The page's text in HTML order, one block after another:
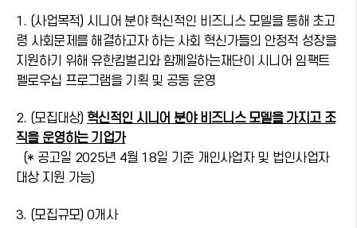
1. (사업목적) 시니어 분야 혁신적인 비즈니스 모델을 통해 초고
령 사회문제를 해결하고자 하는 사회 혁신가들의 안정적 성장을
지원하기 위해 유한킴벌리와 함께일하는재단이 시니어 임팩트
펠로우십 프로그램을 기획 및 공동 운영
2. (모집대상) 혁신적인 시니어 분야 비즈니스 모델을 가지고 조
직을 운영하는 기업가
(* 공고일 2025년 4월 18일 기준 개인사업자 및 법인사업자
대상 지원 가능)
3. (모집규모) 0개사